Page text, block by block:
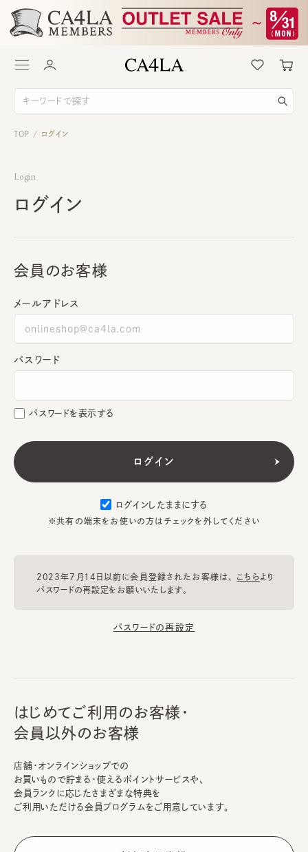
TOP / ログイン
Login
ログイン
会員のお客様
メールアドレス
パスワード
パスワードを表示する
ログインしたままにする
※共有の端末をお使いの方はチェックを外してください
2023年7月14日以前に会員登録されたお客様は、 こちらより
パスワードの再設定をお願いいたします。
パスワードの再設定
はじめてご利用のお客様・
会員以外のお客様
店舗・オンラインショップでの
お買いもので貯まる・使えるポイントサービスや、
会員ランクに応じたさまざまな特典を
ご利用いただける会員プログラムをご用意しています。